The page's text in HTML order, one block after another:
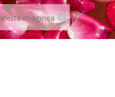
imaginea